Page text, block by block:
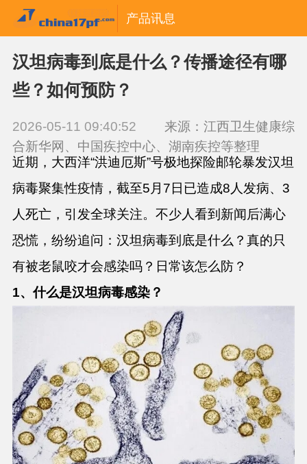
产品讯息
汉坦病毒到底是什么？传播途径有哪
些？如何预防？
2026-05-11 09:40:52
来源：江西卫生健康综
合新华网、中国疾控中心、湖南疾控等整理
近期，大西洋“洪迪厄斯”号极地探险邮轮暴发汉坦
病毒聚集性疫情，截至5月7日已造成8人发病、3
人死亡，引发全球关注。不少人看到新闻后满心
恐慌，纷纷追问：汉坦病毒到底是什么？真的只
有被老鼠咬才会感染吗？日常该怎么防？
1、什么是汉坦病毒感染？